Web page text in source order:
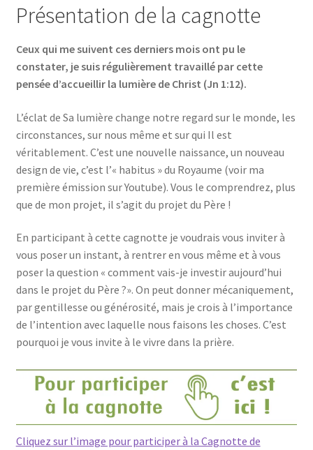
Présentation de la cagnotte
Ceux qui me suivent ces derniers mois ont pu le
constater, je suis régulièrement travaillé par cette
pensée d’accueillir la lumière de Christ (Jn 1:12).
L’éclat de Sa lumière change notre regard sur le monde, les
circonstances, sur nous même et sur qui Il est
véritablement. C’est une nouvelle naissance, un nouveau
design de vie, c’est l’« habitus » du Royaume (voir ma
première émission sur Youtube). Vous le comprendrez, plus
que de mon projet, il s’agit du projet du Père !
En participant à cette cagnotte je voudrais vous inviter à
vous poser un instant, à rentrer en vous même et à vous
poser la question « comment vais-je investir aujourd’hui
dans le projet du Père ?». On peut donner mécaniquement,
par gentillesse ou générosité, mais je crois à l’importance
de l’intention avec laquelle nous faisons les choses. C’est
pourquoi je vous invite à le vivre dans la prière.
Cliquez sur l’image pour participer à la Cagnotte de